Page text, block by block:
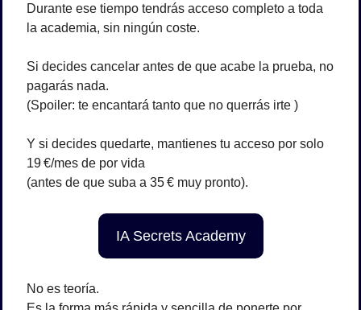
Durante ese tiempo tendrás acceso completo a toda
la academia, sin ningún coste.
Si decides cancelar antes de que acabe la prueba, no
pagarás nada.
(Spoiler: te encantará tanto que no querrás irte )
19 €/mes de por vida
(antes de que suba a 35 € muy pronto).
IA Secrets Academy
No es teoría.